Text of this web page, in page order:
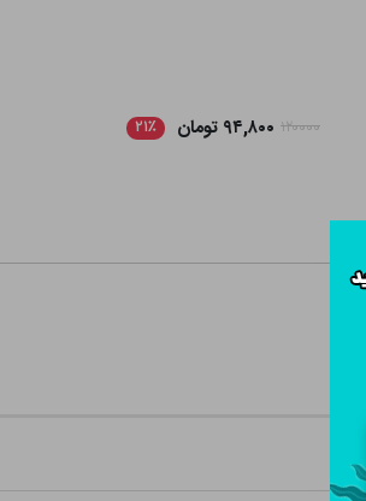
۱۲۰۰۰۰ ۹۴,۸۰۰ تومان ۲۱٪